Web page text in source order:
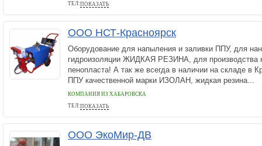
ТЕЛ:ПОКАЗАТЬ
8(4212)544-566
ООО НСТ-Красноярск
Оборудование для напыления и заливки ППУ, для
гидроизоляции ЖИДКАЯ РЕЗИНА, для производства
пенопласта! А так же всегда в наличии на складе в
ППУ качественной марки ИЗОЛАН, жидкая резина...
КОМПАНИЯ ИЗ ХАБАРОВСКА
ТЕЛ:ПОКАЗАТЬ
8(391)285-42-07
ООО ЭкоМир-ДВ